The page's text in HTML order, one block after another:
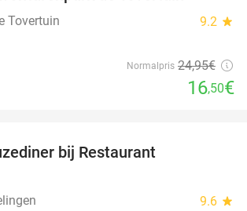
Tovertuin 9.2 star
Normalpris 24,95€
16,50€
bij Restaurant
9.6 star